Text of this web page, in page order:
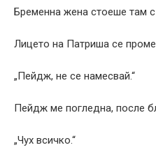
Бременна жена стоеше там
Лицето на Патриша се
„Пейдж, не се намесвай.“
Пейдж ме погледна, после
„Чух всичко.“